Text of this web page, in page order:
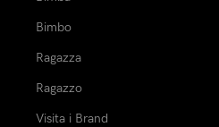
Bimbo
Ragazza
Ragazzo
Visita i Brand